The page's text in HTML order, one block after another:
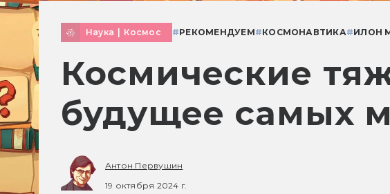
Наука Космос #РЕКОМЕНДУЕМ#КОСМОНАВТИКА#ИЛОН
Космические
будущее самых
Антон Первушин
19 октября 2024 г.